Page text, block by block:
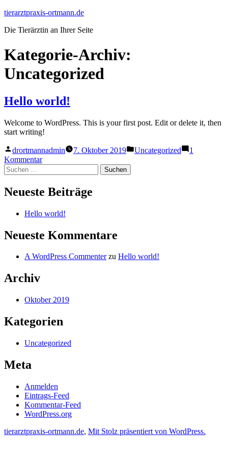
Zum
springen
tierarztpraxis-ortmann.de
Die Tierärztin an Ihrer Seite
Kategorie-Archiv:
Uncategorized
Hello world!
Welcome to WordPress. This is your first post. Edit or delete it, then
start writing!
Veröffentlicht
von
drortmannadmin 7. Oktober 2019
Veröffentlicht
Uncategorized
1
Kommentarzu
world!
Suchen
nach:
Neueste Beiträge
Hello world!
Neueste Kommentare
A WordPress Commenterzu Hello world!
Archiv
Oktober 2019
Kategorien
Uncategorized
Meta
Anmelden
Eintrags-Feed
Kommentar-Feed
WordPress.org
tierarztpraxis-ortmann.de, Mit Stolz präsentiert von WordPress.